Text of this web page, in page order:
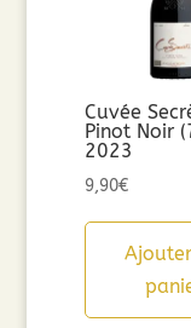
Cuvée
Pinot Noir
2023
9,90€